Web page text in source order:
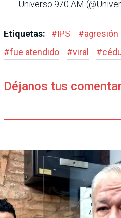
— Universo 970 AM
Etiquetas: #IPS #agresión
#fue atendido #viral #
Déjanos tus